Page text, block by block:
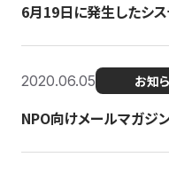
6月19日に発生したシ
2020.06.05 お知
NPO向けメールマガ